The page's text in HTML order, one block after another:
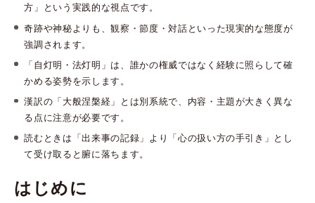
方」という実践的な視点です。
奇跡や神秘よりも、観察・節度・対話といった現実的な態度が
強調されます。
「自灯明・法灯明」は、誰かの権威ではなく経験に照らして確
かめる姿勢を示します。
漢訳の「大般涅槃経」とは別系統で、内容・主題が大きく異な
る点に注意が必要です。
読むときは「出来事の記録」より「心の扱い方の手引き」とし
て受け取ると腑に落ちます。
はじめに